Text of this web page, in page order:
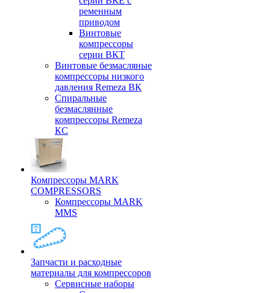
ременным
приводом
Винтовые
компрессоры
серии ВКТ
Винтовые безмасляные
компрессоры низкого
давления Remeza ВК
Спиральные
безмаслянные
компрессоры Remeza
КС
Компрессоры MARK
COMPRESSORS
Компрессоры MARK
MMS
Запчасти и расходные
материалы для компрессоров
Cервисные наборы